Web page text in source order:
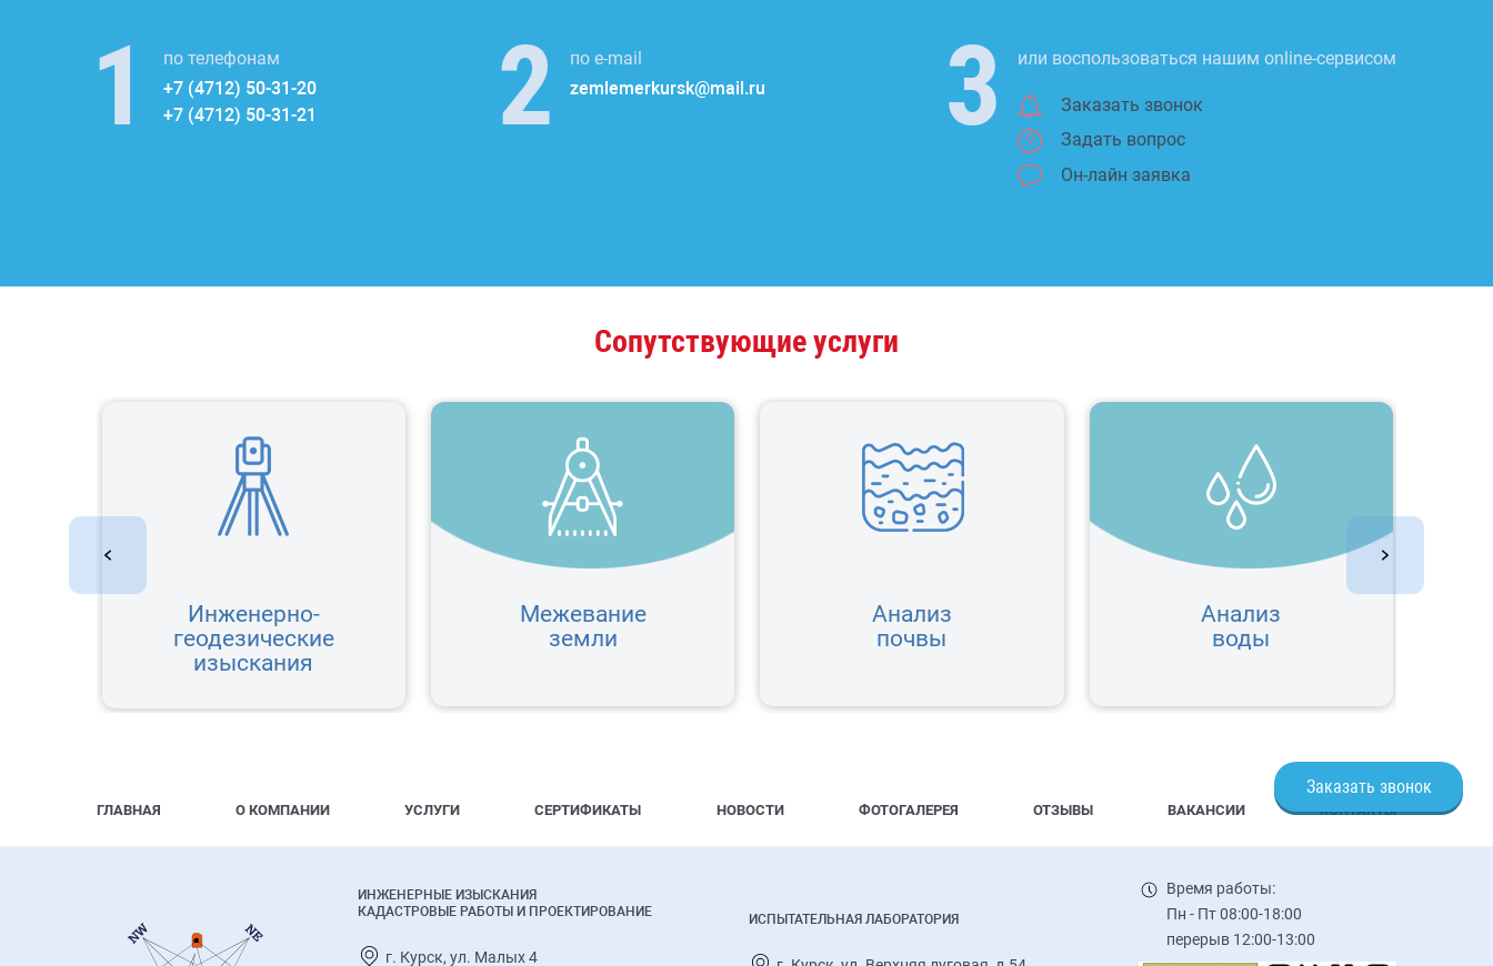
по телефонам
+7 (4712) 50-31-20
+7 (4712) 50-31-21
по e-mail
zemlemerkursk@mail.ru
или воспользоваться нашим online-сервисом
Заказать звонок
Задать вопрос
Он-лайн заявка
Сопутствующие услуги
Инженерно-
геодезические
изыскания
Межевание
земли
Анализ
почвы
Анализ
воды
Заказать звонок
ГЛАВНАЯ О КОМПАНИИ УСЛУГИ СЕРТИФИКАТЫ НОВОСТИ ФОТОГАЛЕРЕЯ ОТЗЫВЫ ВАКАНСИИ КОНТАКТЫ
ИНЖЕНЕРНЫЕ ИЗЫСКАНИЯ
КАДАСТРОВЫЕ РАБОТЫ И ПРОЕКТИРОВАНИЕ
г. Курск, ул. Малых 4
ИСПЫТАТЕЛЬНАЯ ЛАБОРАТОРИЯ
Время работы:
Пн - Пт 08:00-18:00
перерыв 12:00-13:00